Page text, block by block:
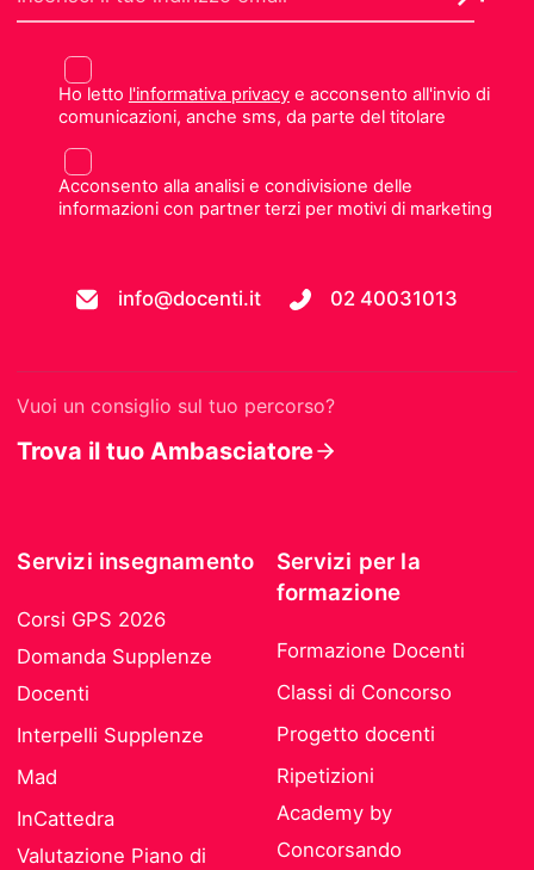
Ho letto l'informativa privacye acconsento all'invio di
comunicazioni, anche sms, da parte del titolare
Acconsento alla analisi e condivisione delle
informazioni con partner terzi per motivi di marketing
info@docenti.it 02 40031013
Vuoi un consiglio sul tuo percorso?
Trova il tuo Ambasciatore
Servizi insegnamento
Corsi GPS 2026
Domanda Supplenze
Docenti
Interpelli Supplenze
Mad
InCattedra
Valutazione Piano di
Servizi per la
formazione
Formazione Docenti
Classi di Concorso
Progetto docenti
Ripetizioni
Academy by
Concorsando